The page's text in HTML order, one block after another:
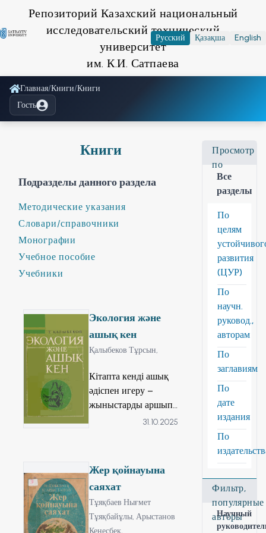
Репозиторий Казахский национальный
исследовательский технический
университет
им. К.И. Сатпаева
Русский Қазақша English
Главная/Книги/Книги
Гость
Книги
Подразделы данного раздела
Методические указания
Словари/справочники
Монографии
Учебное пособие
Учебники
Экология және
ашық кен
Қалыбеков Тұрсын,
Кітапта кенді ашық
әдіспен игеру –
жыныстарды аршып,
тису, тасу, үю кезінде
әңгімеленеді. Автор
тау-кен
жұмыстарының сол
ауданның
31.10.2025
Жер қойнауына
саяхат
Тұяқбаев Нығмет
Тұяқбайұлы,Арыстанов
Кеңесбек,
Просмотр
по
Все
разделы
По
целям
развития
(ЦУР)
По
научн.
руковод.,
авторам
По
заглавиям
По
дате
издания
По
Фильтр,
популярные
авторы
Научный